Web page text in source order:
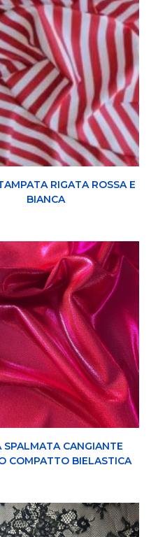
RIGATA ROSSA E
BIANCA
SPALMATA CANGIANTE
COMPATTO BIELASTICA